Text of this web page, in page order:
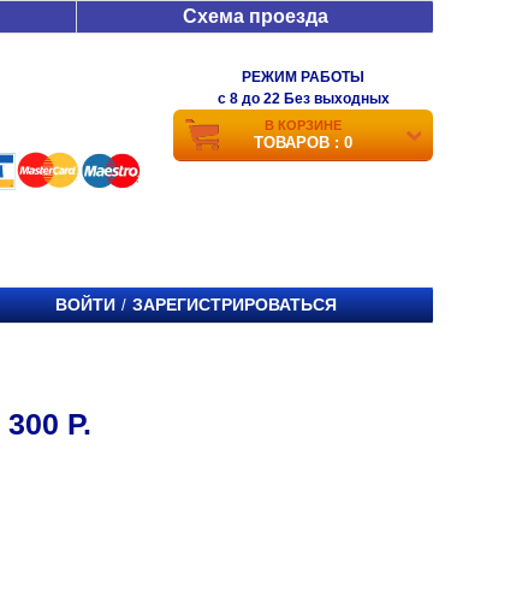
Схема проезда
РЕЖИМ РАБОТЫ
c 8 до 22 Без выходных
В КОРЗИНЕ
ТОВАРОВ : 0
ВОЙТИ / ЗАРЕГИСТРИРОВАТЬСЯ
Р.